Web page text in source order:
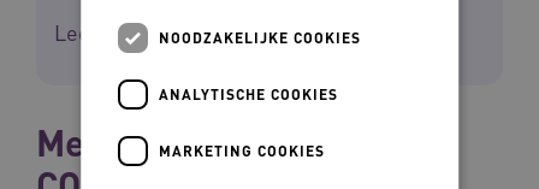
Lees meer overlerende netwerken
Meten om te begrijpen:
NOODZAKELIJKE COOKIES
ANALYTISCHE COOKIES
MARKETING COOKIES